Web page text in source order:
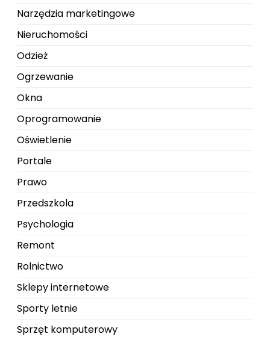
Narzędzia marketingowe
Nieruchomości
Odzież
Ogrzewanie
Okna
Oprogramowanie
Oświetlenie
Portale
Prawo
Przedszkola
Psychologia
Remont
Rolnictwo
Sklepy internetowe
Sporty letnie
Sprzęt komputerowy